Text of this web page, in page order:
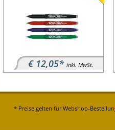
€ 12,05* inkl. MwSt.
* Preise gelten für Webshop-